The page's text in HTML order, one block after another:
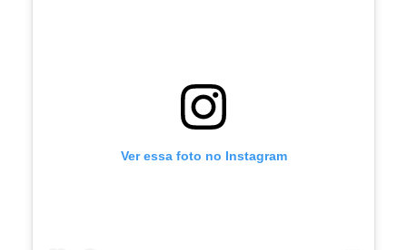
Ver essa foto no Instagram